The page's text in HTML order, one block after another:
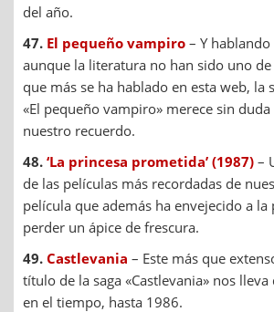
del año.
47. El pequeño vampiro – Y
aunque la literatura no han sido uno
que más se ha hablado en esta web, la
«El pequeño vampiro» merece sin
nuestro recuerdo.
48. ‘La princesa prometida’ (1987) –
de las películas más recordadas de
película que además ha envejecido a la
perder un ápice de frescura.
49. Castlevania – Este más que
título de la saga «Castlevania» nos
en el tiempo, hasta 1986.